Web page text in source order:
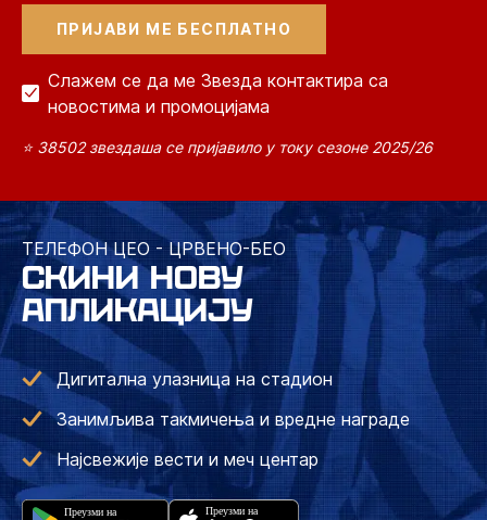
Слажем се да ме Звезда контактира са
новостима и промоцијама
⭐ 38502 звездаша се пријавило у току сезоне 2025/26
ТЕЛЕФОН ЦЕО - ЦРВЕНО-БЕО
СКИНИ НОВУ
АПЛИКАЦИЈУ
Дигитална улазница на стадион
Занимљива такмичења и вредне награде
Најсвежије вести и меч центар